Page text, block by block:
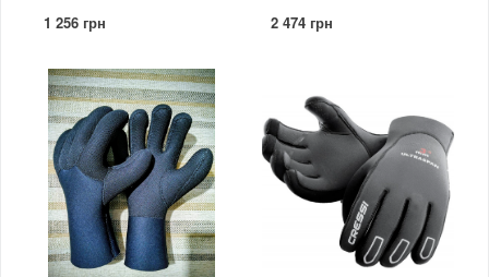
1 256 грн
2 474 грн